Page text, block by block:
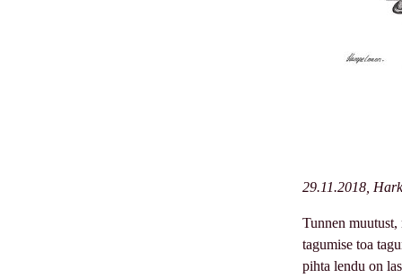
29.11.2018,
Tunnen
tagumise toa
pihta lendu on